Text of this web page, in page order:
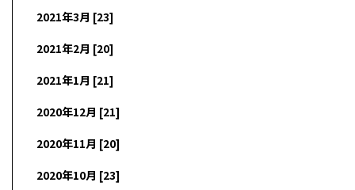
2021年3月 [23]
2021年2月 [20]
2021年1月 [21]
2020年12月 [21]
2020年11月 [20]
2020年10月 [23]